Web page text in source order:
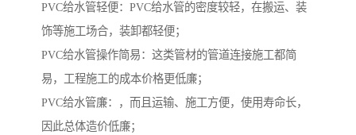
PVC给水管轻便：PVC给水管的密度较轻，在搬运、装
饰等施工场合，装卸都轻便；
PVC给水管操作简易：这类管材的管道连接施工都简
易，工程施工的成本价格更低廉；
PVC给水管廉：，而且运输、施工方便，使用寿命长，
因此总体造价低廉；